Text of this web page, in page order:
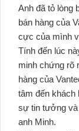
Anh đã tỏ lòng
bán hàng của
cực của mình
Tính đến lúc
minh chứng rõ
hàng của
tâm đến khách
sự tin tưởng và
anh Minh.